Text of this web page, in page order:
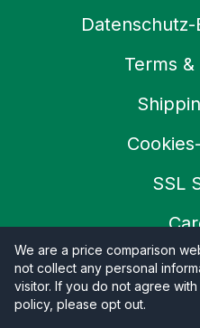
Terms
SSL
© 2026
We are a price comparison
not collect any personal
visitor. If you do not agree
policy, please opt out.